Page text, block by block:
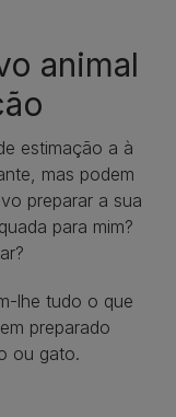
animal
estimação a à
mas podem
preparar a sua
para mim?
lhe tudo o que
preparado
ou gato.